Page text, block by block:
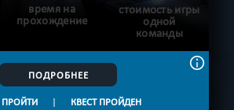
время на
прохождение
стоимость игры
одной
команды
ПОДРОБНЕЕ
| КВЕСТ ПРОЙДЕН